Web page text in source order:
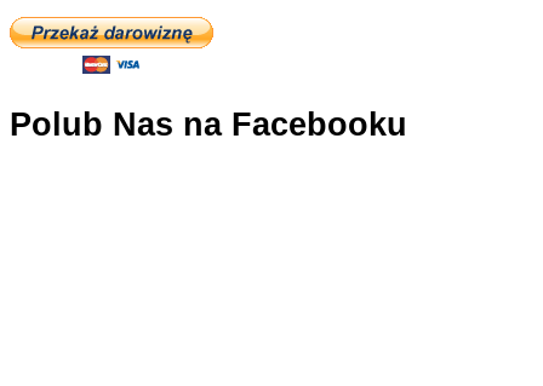
Polub Nas na Facebooku